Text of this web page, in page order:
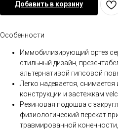
Добавить в корзину
Особенности
Иммобилизирующий ортез
стильный дизайн,
альтернативой гипсовой
Легко надевается,
конструкции и застежкам
Резиновая подошва с
физиологический перекат
травмированной